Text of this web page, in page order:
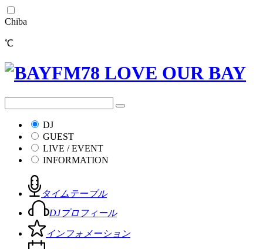
Chiba
℃
DJ
GUEST
LIVE / EVENT
INFORMATION
タイムテーブル
DJプロフィール
インフォメーション